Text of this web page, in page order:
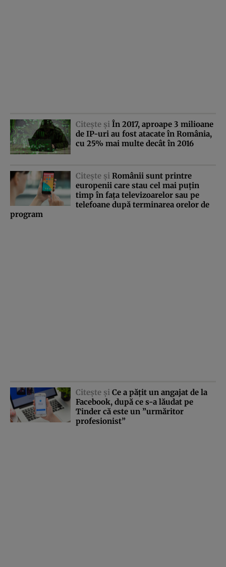
Citeşte şi În 2017, aproape 3 milioane
de IP-uri au fost atacate în România,
cu 25% mai multe decât în 2016
Citeşte şi Românii sunt printre
europenii care stau cel mai puţin
timp în faţa televizoarelor sau pe
telefoane după terminarea orelor de
program
Citeşte şi Ce a păţit un angajat de la
Facebook, după ce s-a lăudat pe
Tinder că este un ”urmăritor
profesionist”